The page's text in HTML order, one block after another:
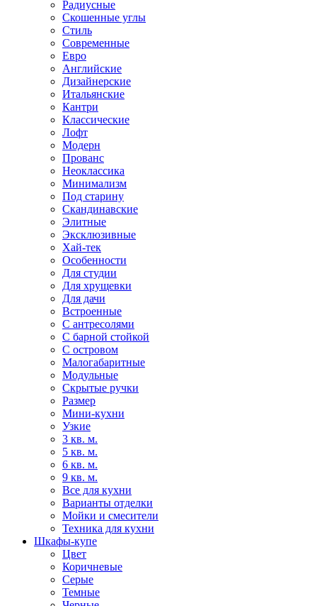
Радиусные
Скошенные углы
Стиль
Современные
Евро
Английские
Дизайнерские
Итальянские
Кантри
Классические
Лофт
Модерн
Прованс
Неоклассика
Минимализм
Под старину
Скандинавские
Элитные
Эксклюзивные
Хай-тек
Особенности
Для студии
Для хрущевки
Для дачи
Встроенные
С антресолями
С барной стойкой
С островом
Малогабаритные
Модульные
Скрытые ручки
Размер
Мини-кухни
Узкие
3 кв. м.
5 кв. м.
6 кв. м.
9 кв. м.
Все для кухни
Варианты отделки
Мойки и смесители
Техника для кухни
Шкафы-купе
Цвет
Коричневые
Серые
Темные